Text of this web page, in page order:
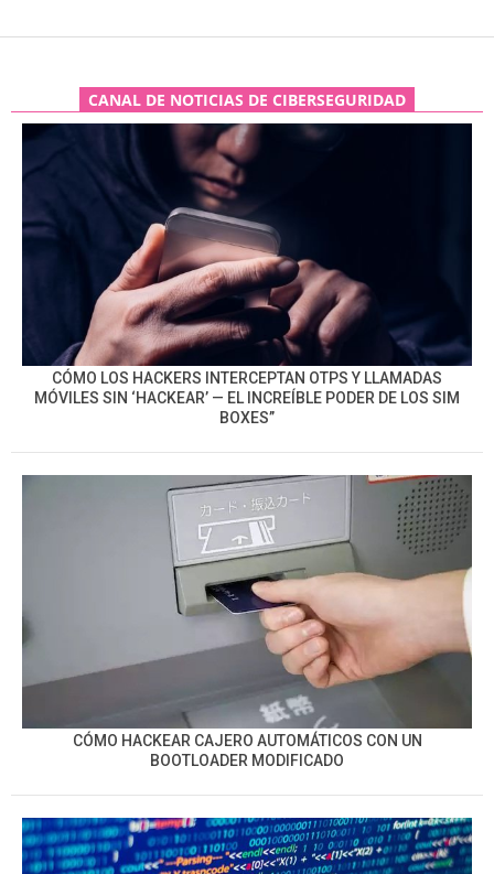
CANAL DE NOTICIAS DE CIBERSEGURIDAD
CÓMO LOS HACKERS INTERCEPTAN OTPS Y LLAMADAS
MÓVILES SIN ‘HACKEAR’ — EL INCREÍBLE PODER DE LOS SIM
BOXES”
CÓMO HACKEAR CAJERO AUTOMÁTICOS CON UN
BOOTLOADER MODIFICADO